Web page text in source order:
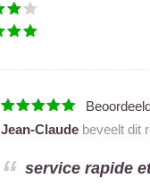
Jean-Claudebeveelt dit
service rapide